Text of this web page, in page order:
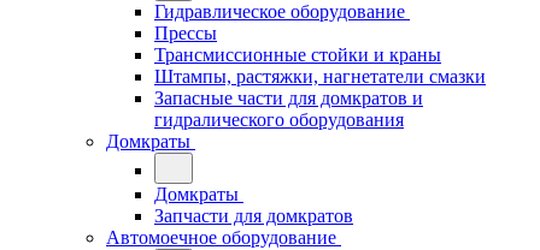
Гидравлическое оборудование
Прессы
Трансмиссионные стойки и краны
Штампы, растяжки, нагнетатели смазки
Запасные части для домкратов и
гидралического оборудования
Домкраты
Домкраты
Запчасти для домкратов
Автомоечное оборудование